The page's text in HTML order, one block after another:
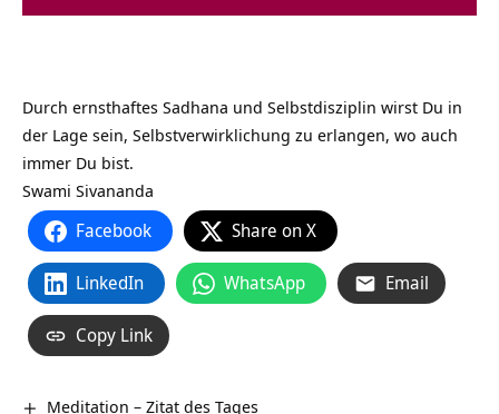
Durch ernsthaftes Sadhana und Selbstdisziplin wirst Du in
der Lage sein, Selbstverwirklichung zu erlangen, wo auch
immer Du bist.
Swami Sivananda
Facebook Share on X
LinkedIn WhatsApp Email
Copy Link
Meditation – Zitat des Tages